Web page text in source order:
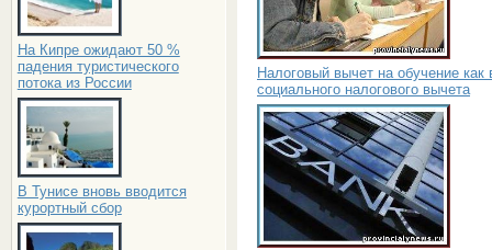
На Кипре ожидают 50 %
падения туристического
потока из России
В Тунисе вновь вводится
курортный сбор
Налоговый вычет на обучение как
социального налогового вычета